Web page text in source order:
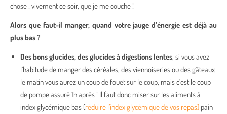
chose : vivement ce soir, que je me couche !
Alors que faut-il manger, quand votre jauge d’énergie est déjà au
plus bas ?
Des bons glucides, des glucides à digestions lentes, si vous avez
l’habitude de manger des céréales, des viennoiseries ou des gâteaux
le matin vous aurez un coup de fouet sur le coup, mais c’est le coup
de pompe assuré 1h après ! Il faut donc miser sur les aliments à
index glycémique bas (réduire l’index glycémique de vos repas) pain